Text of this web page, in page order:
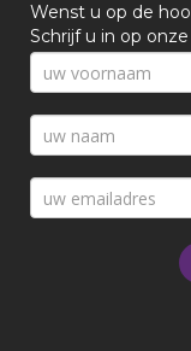
Wenst u op de
Schrijf u in op